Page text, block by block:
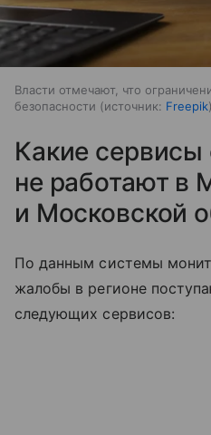
Власти отмечают, что
безопасности
источник: Freepik
Какие сервисы
не работают в
и Московской
По данным системы
жалобы в регионе
следующих сервисов: